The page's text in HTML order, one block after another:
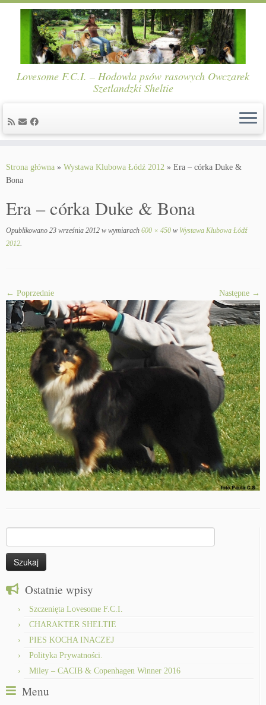
content
Lovesome F.C.I. – Hodowla psów rasowych Owczarek
Szetlandzki Sheltie
Strona główna » Wystawa Klubowa Łódź 2012 » Era – córka Duke &
Bona
Era – córka Duke & Bona
Opublikowano 23 września 2012 w wymiarach 600 × 450 w Wystawa Klubowa Łódź
2012.
← Poprzednie Następne →
Ostatnie wpisy
Szczenięta Lovesome F.C.I.
CHARAKTER SHELTIE
PIES KOCHA INACZEJ
Polityka Prywatności.
Miley – CACIB & Copenhagen Winner 2016
Menu